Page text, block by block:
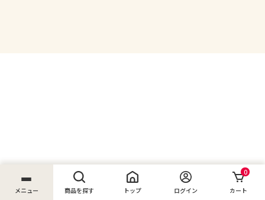
メニュー 商品を探す トップ ログイン
0
カート